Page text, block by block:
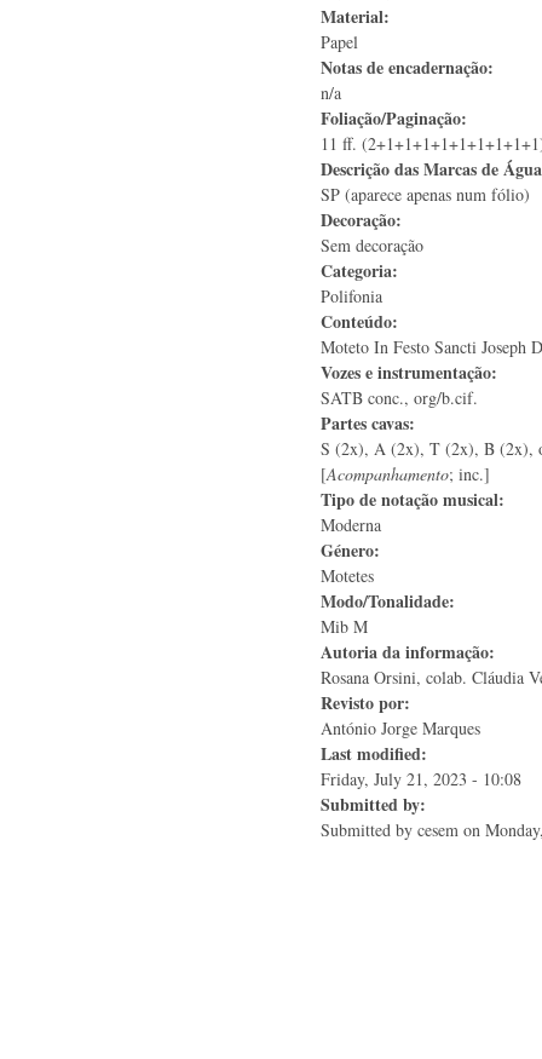
Material:
Papel
Notas de encadernação:
n/a
Foliação/Paginação:
11 ff.
Descrição das Marcas de
SP (aparece apenas num fólio)
Decoração:
Sem decoração
Categoria:
Polifonia
Conteúdo:
Moteto In Festo Sancti Joseph
Vozes e instrumentação:
SATB conc., org/b.cif.
Partes cavas:
S (2x), A (2x), T (2x), B (2x),
[Acompanhamento; inc.]
Tipo de notação musical:
Moderna
Género:
Motetes
Modo/Tonalidade:
Mib M
Autoria da informação:
Rosana Orsini, colab. Cláudia
Revisto por:
António Jorge Marques
Last modified:
Friday, July 21, 2023 - 10:08
Submitted by:
Submitted by cesem on